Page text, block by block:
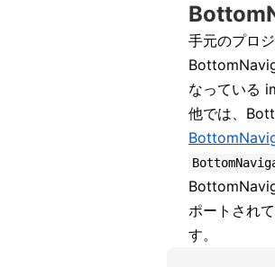
手元のプロ
なっている
他では、
ポートされ
す。